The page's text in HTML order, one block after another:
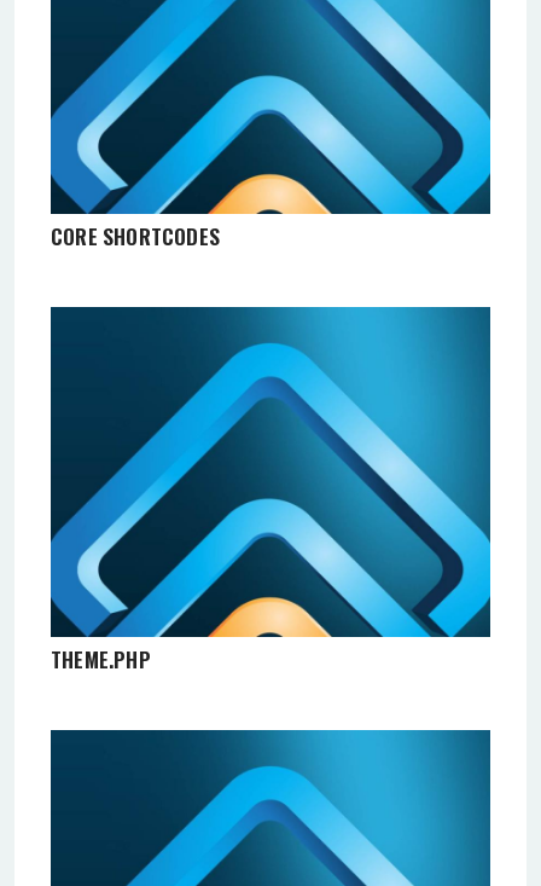
CORE SHORTCODES
THEME.PHP